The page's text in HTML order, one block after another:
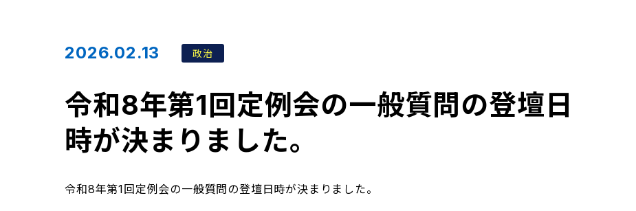
2026.02.13 政治
令和8年第1回定例会の一般質問の登壇日
時が決まりました。
令和8年第1回定例会の一般質問の登壇日時が決まりました。